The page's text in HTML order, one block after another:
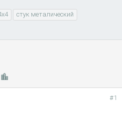
стук металический
#1